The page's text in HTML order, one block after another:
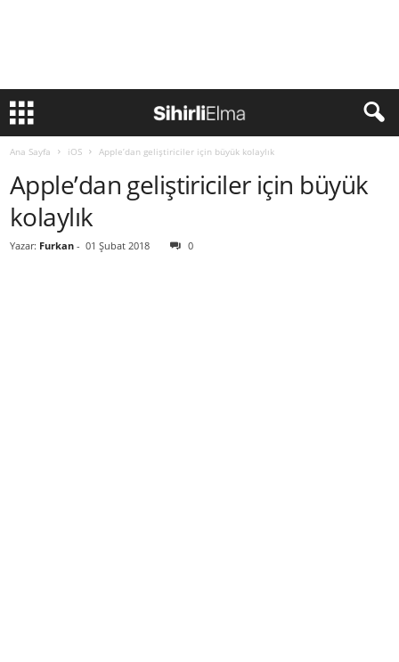
Ana Sayfa iOS Apple’dan geliştiriciler için büyük kolaylık
Apple’dan geliştiriciler için büyük
kolaylık
Yazar: Furkan - 01 Şubat 2018 0